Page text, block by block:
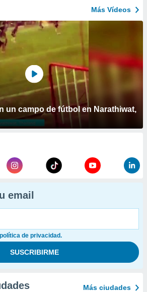
Más Vídeos
un campo de fútbol en Narathiwat,
email
de privacidad.
Más ciudades